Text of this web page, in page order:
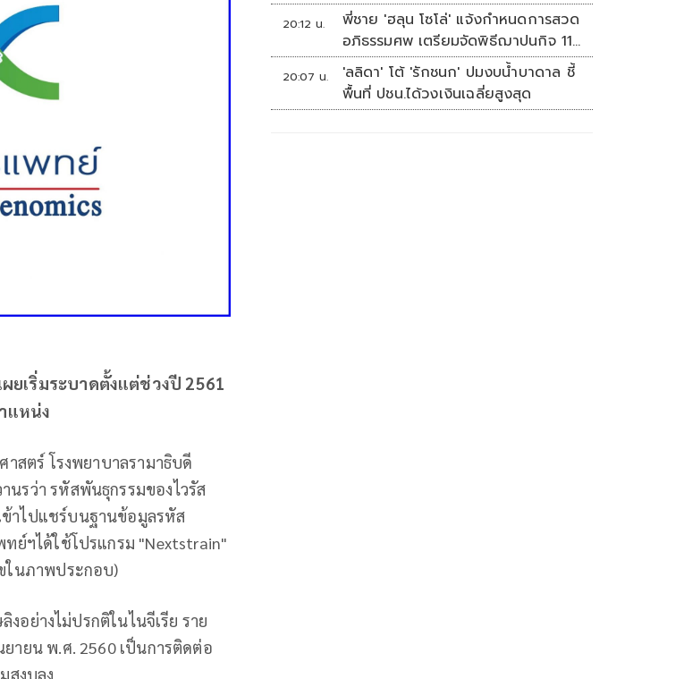
ยเริ่มระบาดตั้งแต่ช่วงปี 2561
แหน่ง
สตร์ โรงพยาบาลรามาธิบดี
รว่า รหัสพันธุกรรมของไวรัส
าไปแชร์บนฐานข้อมูลรหัส
ย์ฯได้ใช้โปรแกรม "Nextstrain"
ในภาพประกอบ)
อย่างไม่ปรกติในไนจีเรีย ราย
ายน พ.ศ. 2560 เป็นการติดต่อ
สงบลง
20:12 น.
พี่ชาย 'ฮลุน โซโล่' แจ้งกำหนดการสวด
อภิธรรมศพ เตรียมจัดพิธีฌาปนกิจ 11
ส.ค.
20:07 น.
'ลลิดา' โต้ 'รักชนก' ปมงบน้ำบาดาล ชี้
พื้นที่ ปชน.ได้วงเงินเฉลี่ยสูงสุด